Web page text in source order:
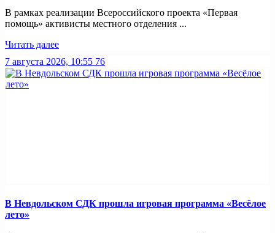
В рамках реализации Всероссийского проекта «Первая
помощь» активисты местного отделения ...
Читать далее
7 августа 2026, 10:55 76
В Невдольском СДК прошла игровая программа «Весёлое
лето»